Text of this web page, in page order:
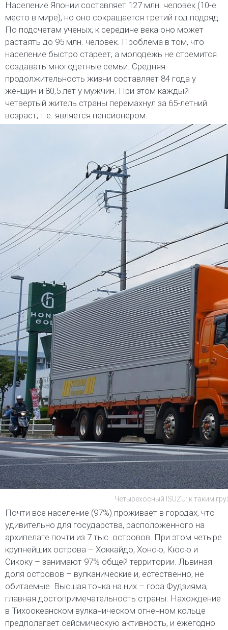
Население Японии составляет 127 млн. человек (10-е
место в мире), но оно сокращается третий год подряд.
По подсчетам ученых, к середине века оно может
растаять до 95 млн. человек. Проблема в том, что
население быстро стареет, а молодежь не стремится
создавать многодетные семьи. Средняя
продолжительность жизни составляет 84 года у
женщин и 80,5 лет у мужчин. При этом каждый
четвертый житель страны перемахнул за 65-летний
возраст, т.е. является пенсионером.
Четырехосный ISUZU: к таким
Почти все население (97%) проживает в городах, что
удивительно для государства, расположенного на
архипелаге почти из 7 тыс. островов. При этом четыре
крупнейших острова – Хоккайдо, Хонсю, Кюсю и
Сикоку – занимают 97% общей территории. Львиная
доля островов – вулканические и, естественно, не
обитаемые. Высшая точка на них – гора Фудзияма,
главная достопримечательность страны. Нахождение
в Тихоокеанском вулканическом огненном кольце
предполагает сейсмическую активность, и ежегодно